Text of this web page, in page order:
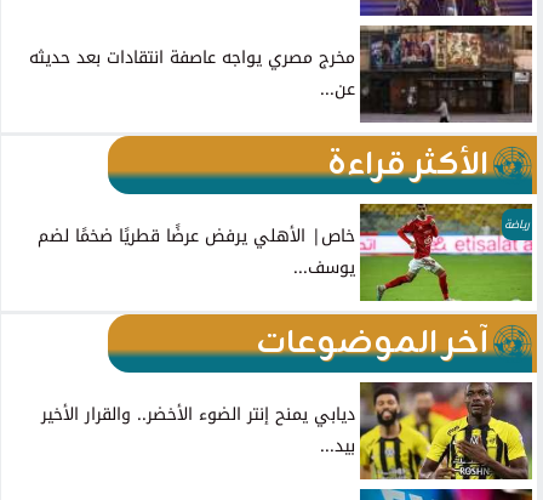
مخرج مصري يواجه عاصفة انتقادات بعد حديثه
عن...
الأكثر قراءة
رياضة
خاص| الأهلي يرفض عرضًا قطريًا ضخمًا لضم
يوسف...
آخر الموضوعات
ديابي يمنح إنتر الضوء الأخضر.. والقرار الأخير
بيد...